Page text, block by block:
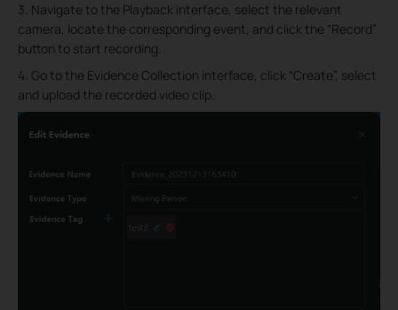
3. Navigate to the Playback interface, select the relevant
camera, locate the corresponding event, and click the “Record”
button to start recording.
4. Go to the Evidence Collection interface, click “Create”, select
and upload the recorded video clip.